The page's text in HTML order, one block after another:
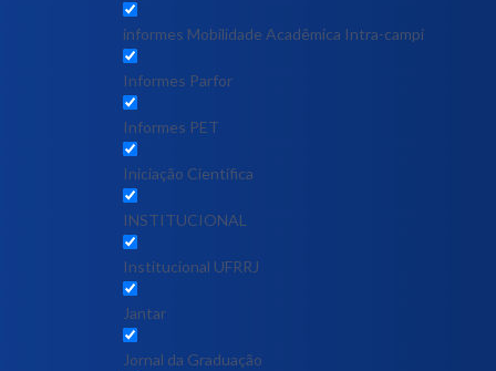
informes Mobilidade Acadêmica Intra-campi
Informes Parfor
Informes PET
Iniciação Científica
INSTITUCIONAL
Institucional UFRRJ
Jantar
Jornal da Graduação